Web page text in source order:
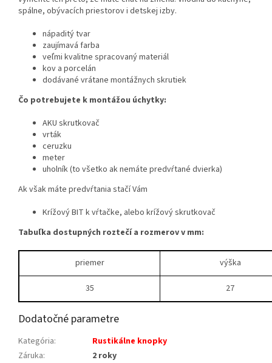
spálne, obývacích priestorov i detskej izby.
nápaditý tvar
zaujímavá farba
veľmi kvalitne spracovaný materiál
kov a porcelán
dodávané vrátane montážnych skrutiek
Čo potrebujete k montážou úchytky:
AKU skrutkovač
vrták
ceruzku
meter
uholník (to všetko ak nemáte predvŕtané dvierka)
Ak však máte predvŕtania stačí Vám
Krížový BIT k vŕtačke, alebo krížový skrutkovač
Tabuľka dostupných roztečí a rozmerov v mm:
priemer výška
35 27
Dodatočné parametre
Kategória:
Rustikálne knopky
Záruka:
2 roky